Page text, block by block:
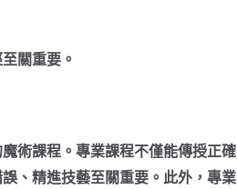
關重要。
術課程。專業課程不僅能傳授正確
、精進技藝至關重要。此外，專業